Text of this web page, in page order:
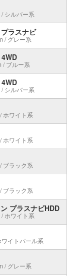
シルバー系
ラスナビ
/ グレー系
/ ブルー系
シルバー系
ホワイト系
ホワイト系
ブラック系
ブラック系
プラスナビHDD
ホワイト系
イトパール系
/ グレー系